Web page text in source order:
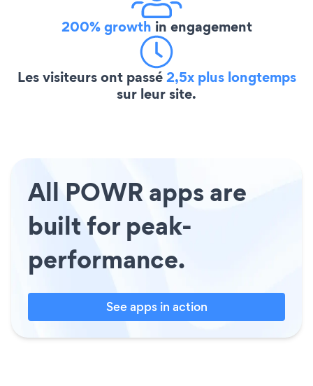
200% growth in engagement
Les visiteurs ont passé2,5x plus longtemps
sur leur site.
All POWR apps are
built for peak-
performance.
See apps in action